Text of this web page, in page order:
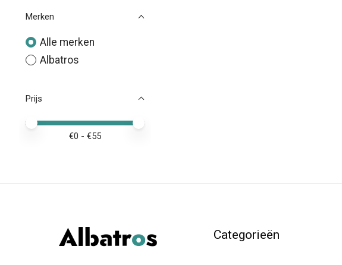
Merken
Alle merken
Albatros
Prijs
Minimale prijswaarde
Price maximum value
€0 - €55
Categorieën